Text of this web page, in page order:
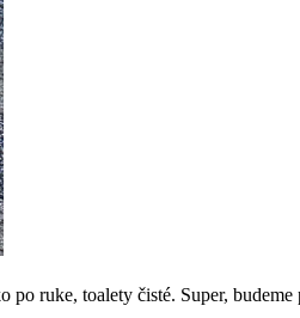
po ruke, toalety čisté. Super,